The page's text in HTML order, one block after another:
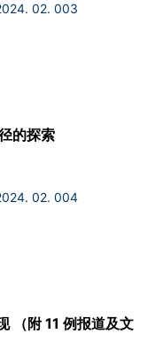
02. 003
的探索
02. 004
（附 11 例报道及文